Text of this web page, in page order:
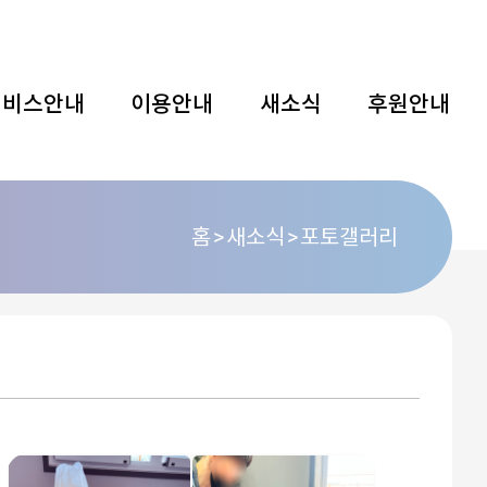
스안내 이용안내 새소식 후원안내
홈 새소식 포토갤러리